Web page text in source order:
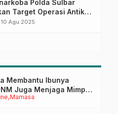
Polda Sulbar
Target Operasi Antik
di SPBU Sarjo
Agu 2025
Mamasa
Membantu Ibunya
Juga Menjaga Mimpi
Menggapai Cita-Cita